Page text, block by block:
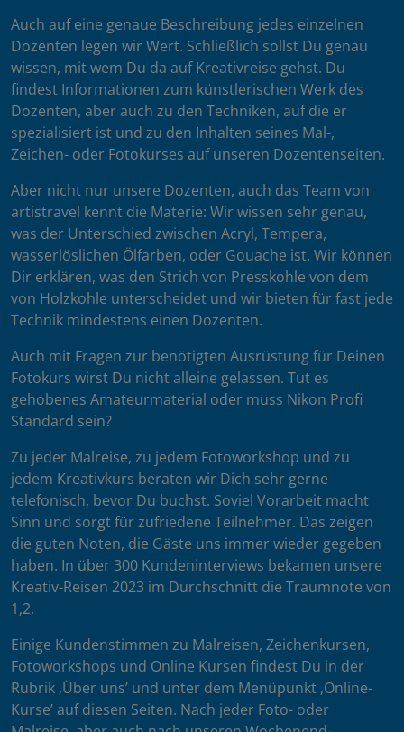
Auch auf eine genaue Beschreibung jedes einzelnen
Dozenten legen wir Wert. Schließlich sollst Du genau
wissen, mit wem Du da auf Kreativreise gehst. Du
findest Informationen zum künstlerischen Werk des
Dozenten, aber auch zu den Techniken, auf die er
spezialisiert ist und zu den Inhalten seines Mal-,
Zeichen- oder Fotokurses auf unseren Dozentenseiten.
Aber nicht nur unsere Dozenten, auch das Team von
artistravel kennt die Materie: Wir wissen sehr genau,
was der Unterschied zwischen Acryl, Tempera,
wasserlöslichen Ölfarben, oder Gouache ist. Wir können
Dir erklären, was den Strich von Presskohle von dem
von Holzkohle unterscheidet und wir bieten für fast jede
Technik mindestens einen Dozenten.
Auch mit Fragen zur benötigten Ausrüstung für Deinen
Fotokurs wirst Du nicht alleine gelassen. Tut es
gehobenes Amateurmaterial oder muss Nikon Profi
Standard sein?
Zu jeder Malreise, zu jedem Fotoworkshop und zu
jedem Kreativkurs beraten wir Dich sehr gerne
telefonisch, bevor Du buchst. Soviel Vorarbeit macht
Sinn und sorgt für zufriedene Teilnehmer. Das zeigen
die guten Noten, die Gäste uns immer wieder gegeben
haben. In über 300 Kundeninterviews bekamen unsere
Kreativ-Reisen 2023 im Durchschnitt die Traumnote von
1,2.
Einige Kundenstimmen zu Malreisen, Zeichenkursen,
Fotoworkshops und Online Kursen findest Du in der
Rubrik ‚Über uns’ und unter dem Menüpunkt ‚Online-
Kurse’ auf diesen Seiten. Nach jeder Foto- oder